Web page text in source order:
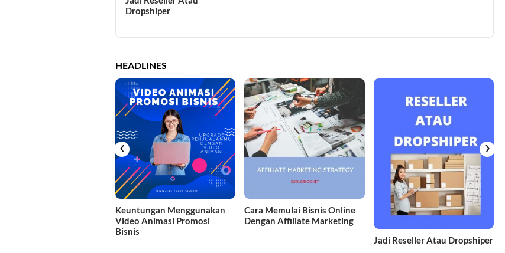
Dropshiper
HEADLINES
Keuntungan Menggunakan
Video Animasi Promosi
Bisnis
Cara Memulai Bisnis Online
Dengan Affiliate Marketing
Jadi Reseller Atau Dropshiper
‹ ›